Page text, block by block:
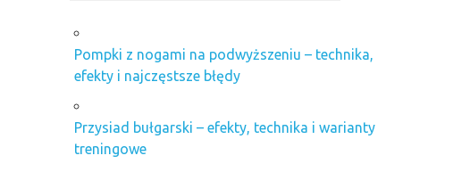
Pompki z nogami na podwyższeniu – technika,
efekty i najczęstsze błędy
Przysiad bułgarski – efekty, technika i warianty
treningowe